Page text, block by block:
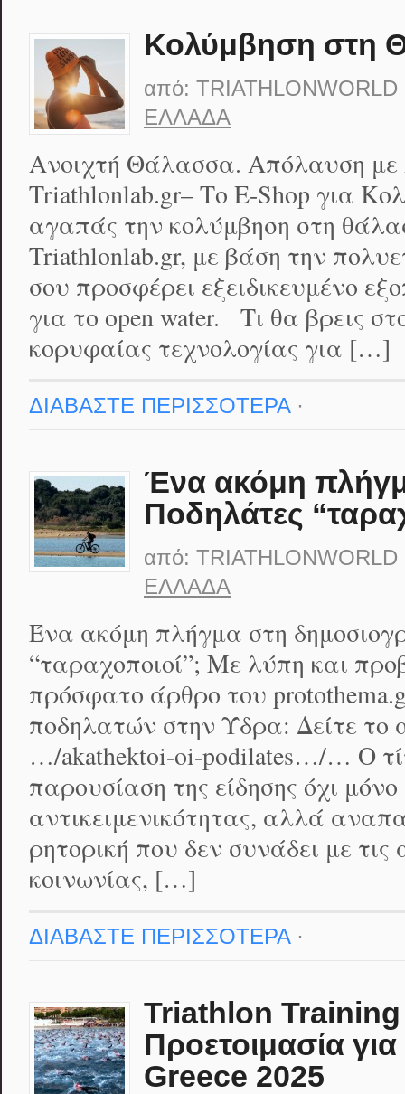
Κολύμβηση στη
από: TRIATHLONWORLD
ΕΛΛΆΔΑ
Ανοιχτή Θάλασσα. Απόλαυση με
Triathlonlab.gr– Το E-Shop για
αγαπάς την κολύμβηση στη
Triathlonlab.gr, με βάση την
σου προσφέρει εξειδικευμένο
για το open water. Τι θα βρεις
κορυφαίας τεχνολογίας για […]
ΔΙΑΒΑΣΤΕ ΠΕΡΙΣΣΟΤΕΡΑ·
Ένα ακόμη
Ποδηλάτες
από: TRIATHLONWORLD
ΕΛΛΆΔΑ
Ένα ακόμη πλήγμα στη
“ταραχοποιοί”; Με λύπη και
πρόσφατο άρθρο του
ποδηλατών στην Ύδρα: Δείτε το
…/akathektoi-oi-podilates…/… Ο
παρουσίαση της είδησης όχι
αντικειμενικότητας, αλλά
ρητορική που δεν συνάδει με
κοινωνίας, […]
ΔΙΑΒΑΣΤΕ ΠΕΡΙΣΣΟΤΕΡΑ·
Triathlon Training
Προετοιμασία
Greece 2025